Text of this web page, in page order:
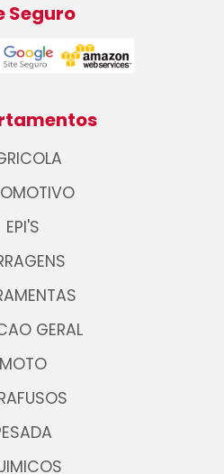
Seguro
EPI'S
GERAL
MOTO